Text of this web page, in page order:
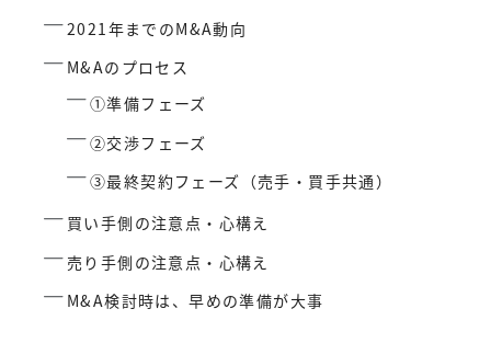
2021年までのM&A動向
M&Aのプロセス
①準備フェーズ
②交渉フェーズ
③最終契約フェーズ（売手・買手共通）
買い手側の注意点・心構え
売り手側の注意点・心構え
M&A検討時は、早めの準備が大事